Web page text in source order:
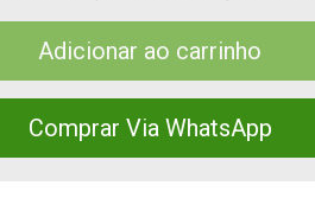
Adicionar ao carrinho
Comprar Via WhatsApp